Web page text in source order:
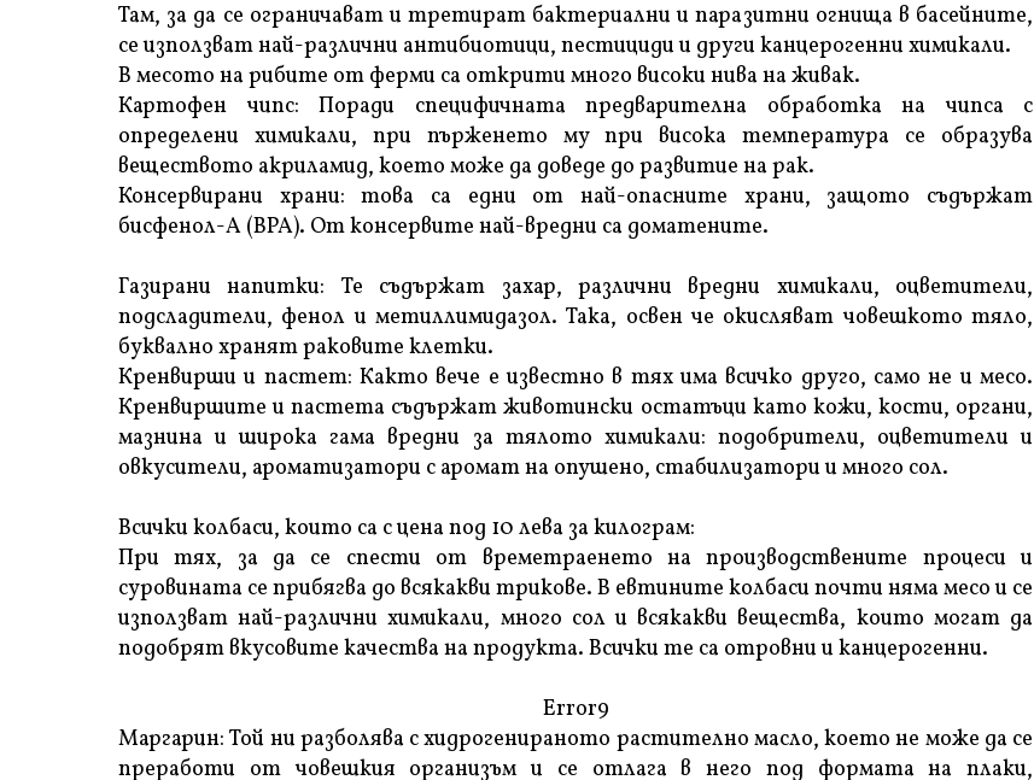
Там, за да се ограничават и третират бактериални и паразитни огнища в басейните,
се използват най-различни антибиотици, пестициди и други канцерогенни химикали.
В месото на рибите от ферми са открити много високи нива на живак.
Картофен чипс: Поради специфичната предварителна обработка на чипса с
определени химикали, при пърженето му при висока температура се образува
веществото акриламид, което може да доведе до развитие на рак.
Консервирани храни: това са едни от най-опасните храни, защото съдържат
бисфенол-A (BPA). От консервите най-вредни са доматените.
Газирани напитки: Те съдържат захар, различни вредни химикали, оцветители,
подсладители, фенол и метиллимидазол. Така, освен че окисляват човешкото тяло,
буквално хранят раковите клетки.
Кренвирши и пастет: Както вече е известно в тях има всичко друго, само не и месо.
Кренвиршите и пастета съдържат животински остатъци като кожи, кости, органи,
мазнина и широка гама вредни за тялото химикали: подобрители, оцветители и
овкусители, ароматизатори с аромат на опушено, стабилизатори и много сол.
Всички колбаси, които са с цена под 10 лева за килограм:
При тях, за да се спести от времетраенето на производствените процеси и
суровината се прибягва до всякакви трикове. В евтините колбаси почти няма месо и се
използват най-различни химикали, много сол и всякакви вещества, които могат да
подобрят вкусовите качества на продукта. Всички те са отровни и канцерогенни.
Error9
Маргарин: Той ни разболява с хидрогенираното растително масло, което не може да се
преработи от човешкия организъм и се отлага в него под формата на плаки,